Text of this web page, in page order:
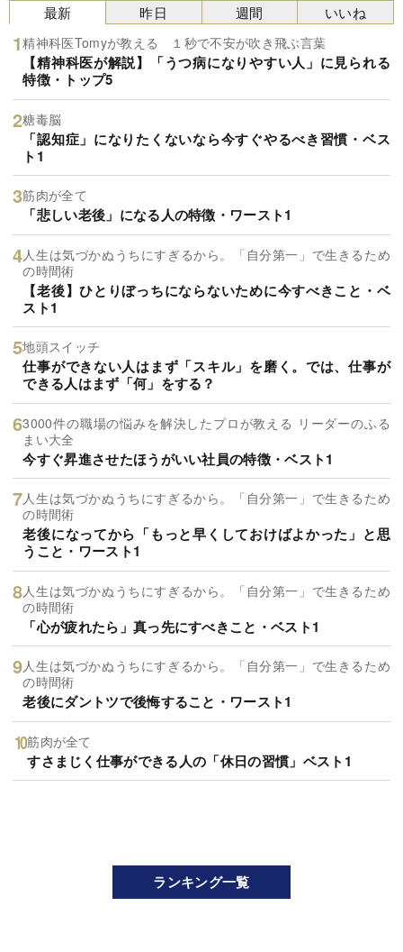
最新
精神科医Tomyが教える １秒で不安が吹き飛ぶ言葉
【精神科医が解説】「うつ病になりやすい人」に見られる
特徴・トップ5
糖毒脳
「認知症」になりたくないなら今すぐやるべき習慣・ベス
ト1
筋肉が全て
「悲しい老後」になる人の特徴・ワースト1
人生は気づかぬうちにすぎるから。「自分第一」で生きるため
の時間術
【老後】ひとりぼっちにならないために今すべきこと・ベ
スト1
地頭スイッチ
仕事ができない人はまず「スキル」を磨く。では、仕事が
できる人はまず「何」をする？
3000件の職場の悩みを解決したプロが教える リーダーのふる
まい大全
今すぐ昇進させたほうがいい社員の特徴・ベスト1
人生は気づかぬうちにすぎるから。「自分第一」で生きるため
の時間術
老後になってから「もっと早くしておけばよかった」と思
うこと・ワースト1
人生は気づかぬうちにすぎるから。「自分第一」で生きるため
の時間術
「心が疲れたら」真っ先にすべきこと・ベスト1
人生は気づかぬうちにすぎるから。「自分第一」で生きるため
の時間術
老後にダントツで後悔すること・ワースト1
筋肉が全て
すさまじく仕事ができる人の「休日の習慣」ベスト1
昨日 週間 いいね
ランキング一覧